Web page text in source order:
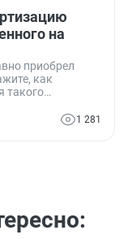
на
приобрел
как
такого
наиболее
1 281